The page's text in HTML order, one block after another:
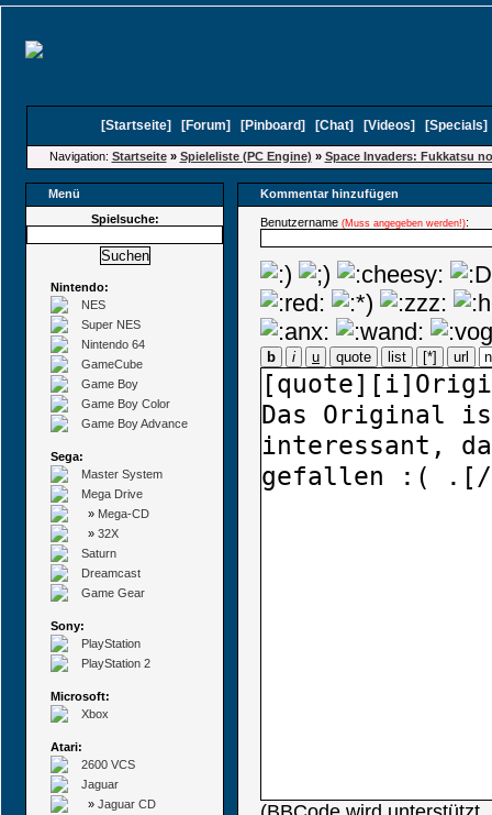
[Startseite] [Forum] [Pinboard] [Chat] [Videos] [Specials
Navigation: Startseite» Spieleliste (PC Engine) » Space Invaders: Fukkatsu
Menü
Kommentar hinzufügen
Spielsuche:
Nintendo:
NES
Super NES
Nintendo 64
GameCube
Game Boy
Game Boy Color
Game Boy Advance
Sega:
Master System
Mega Drive
» Mega-CD
» 32X
Saturn
Dreamcast
Game Gear
Sony:
PlayStation
PlayStation 2
Microsoft:
Xbox
Atari:
2600 VCS
Jaguar
» Jaguar CD
Benutzername (Muss angegeben werden!):
b i u quote list [*] url